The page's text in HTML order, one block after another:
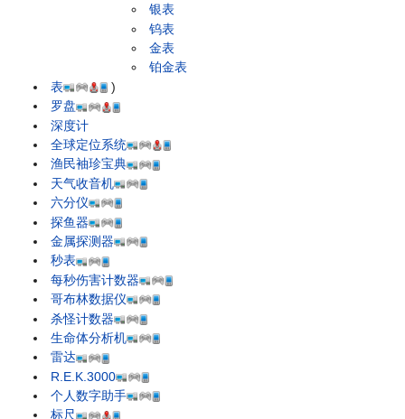
表
银表
钨表
金表
铂金表
)
罗盘
深度计
全球定位系统
渔民袖珍宝典
天气收音机
六分仪
探鱼器
金属探测器
秒表
每秒伤害计数器
哥布林数据仪
杀怪计数器
生命体分析机
雷达
R.E.K.3000
个人数字助手
标尺